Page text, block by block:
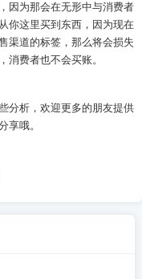
因为那会在无形中与消费者
你这里买到东西，因为现在
渠道的标签，那么将会损失
消费者也不会买账。
分析，欢迎更多的朋友提供
享哦。